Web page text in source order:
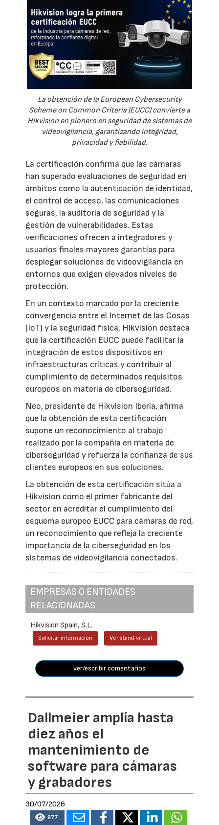
La obtención de la European Cybersecurity
Scheme on Common Criteria (EUCC) convierte a
Hikvision en pionero en seguridad de sistemas de
videovigilancia, garantizando integridad,
privacidad y fiabilidad.
La certificación confirma que las cámaras
han superado evaluaciones de seguridad en
ámbitos como la autenticación de identidad,
el control de acceso, las comunicaciones
seguras, la auditoría de seguridad y la
gestión de vulnerabilidades. Estas
verificaciones ofrecen a integradores y
usuarios finales mayores garantías para
desplegar soluciones de videovigilancia en
entornos que exigen elevados niveles de
protección.
En un contexto marcado por la creciente
convergencia entre el Internet de las Cosas
(IoT) y la seguridad física, Hikvision destaca
que la certificación EUCC puede facilitar la
integración de estos dispositivos en
infraestructuras críticas y contribuir al
cumplimiento de determinados requisitos
europeos en materia de ciberseguridad.
Neo, presidente de Hikvision Iberia, afirma
que la obtención de esta certificación
supone un reconocimiento al trabajo
realizado por la compañía en materia de
ciberseguridad y refuerza la confianza de sus
clientes europeos en sus soluciones.
La obtención de esta certificación sitúa a
Hikvision como el primer fabricante del
sector en acreditar el cumplimiento del
esquema europeo EUCC para cámaras de red,
un reconocimiento que refleja la creciente
importancia de la ciberseguridad en los
sistemas de videovigilancia conectados.
EMPRESAS O ENTIDADES
RELACIONADAS
Hikvision Spain, S.L.
Solicitar información Ver stand virtual
ver/escribir comentarios
Dallmeier amplía hasta
diez años el
mantenimiento de
software para cámaras
y grabadores
30/07/2026
977